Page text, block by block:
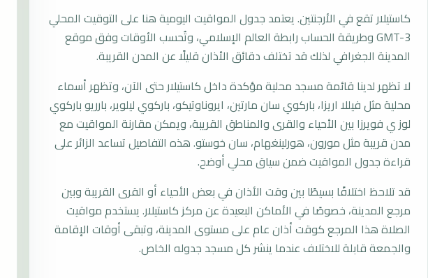
كاستيلار تقع في الأرجنتين. يعتمد جدول المواقيت اليومية هنا على التوقيت المحلي
GMT-3 وطريقة الحساب رابطة العالم الإسلامي، وتُحسب الأوقات وفق موقع
المدينة الجغرافي لذلك قد تختلف دقائق الأذان قليلًا عن المدن القريبة.
لا تظهر لدينا قائمة مسجد محلية مؤكدة داخل كاستيلار حتى الآن، وتظهر أسماء
محلية مثل فيللا اريزا، باركوي سان مارتين، ايروناوتيكو، باركوي ليلوير، بارريو باركوي
لوز ي فويرزا بين الأحياء والقرى والمناطق القريبة، ويمكن مقارنة المواقيت مع
مدن قريبة مثل مورون، هورلينغهام، سان خوستو. هذه التفاصيل تساعد الزائر على
قراءة جدول المواقيت ضمن سياق محلي أوضح.
قد تلاحظ اختلافًا بسيطًا بين وقت الأذان في بعض الأحياء أو القرى القريبة وبين
مرجع المدينة، خصوصًا في الأماكن البعيدة عن مركز كاستيلار. يستخدم مواقيت
الصلاة هذا المرجع كوقت أذان عام على مستوى المدينة، وتبقى أوقات الإقامة
والجمعة قابلة للاختلاف عندما ينشر كل مسجد جدوله الخاص.